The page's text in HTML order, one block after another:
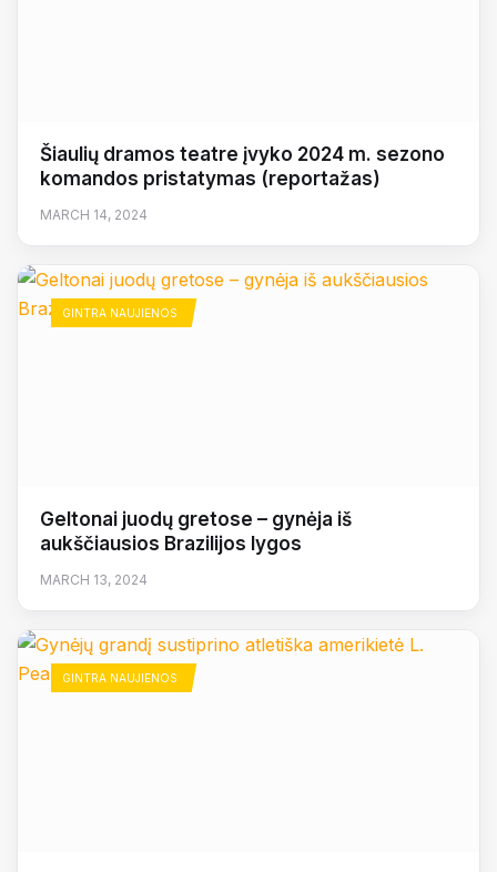
Šiaulių dramos teatre įvyko 2024 m. sezono
komandos pristatymas (reportažas)
MARCH 14, 2024
GINTRA NAUJIENOS
Geltonai juodų gretose – gynėja iš
aukščiausios Brazilijos lygos
MARCH 13, 2024
GINTRA NAUJIENOS